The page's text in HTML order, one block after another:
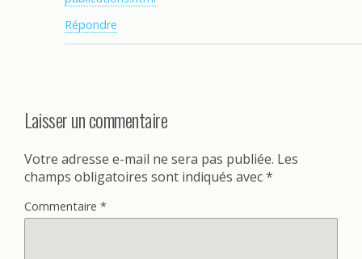
Répondre
Laisser un commentaire
Votre adresse e-mail ne sera pas publiée. Les
champs obligatoires sont indiqués avec*
Commentaire *